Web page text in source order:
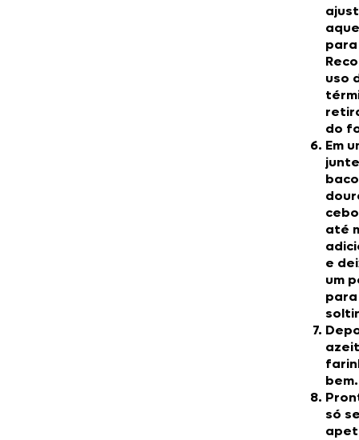
uso
do
Em
até
e
um
bem.
só